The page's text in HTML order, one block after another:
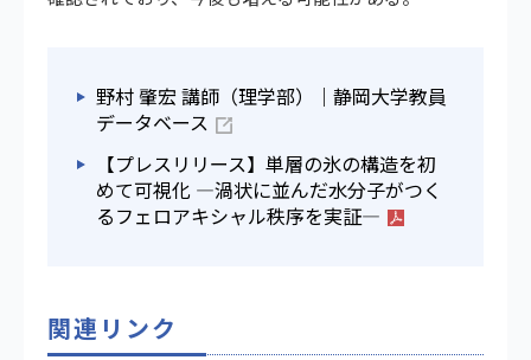
野村 肇宏 講師（理学部）｜静岡大学教員
データベース
【プレスリリース】単層の氷の構造を初
めて可視化 ―渦状に並んだ水分子がつく
るフェロアキシャル秩序を実証―
関連リンク